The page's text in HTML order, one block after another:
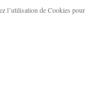
l’utilisation de Cookies